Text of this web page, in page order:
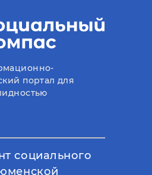
портал для
социального